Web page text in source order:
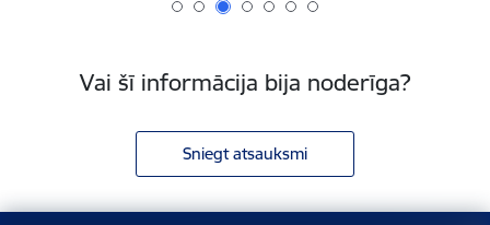
Vai šī informācija bija noderīga?
Sniegt atsauksmi